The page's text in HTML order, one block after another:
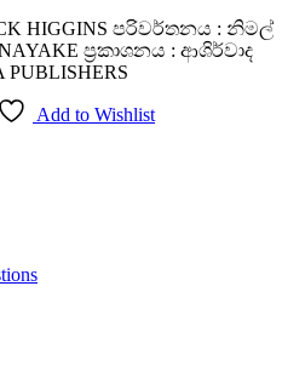
HIGGINS පරිවර්තනය : නිමල්
ප්‍රකාශනය : ආශිර්වාද
Add to Wishlist